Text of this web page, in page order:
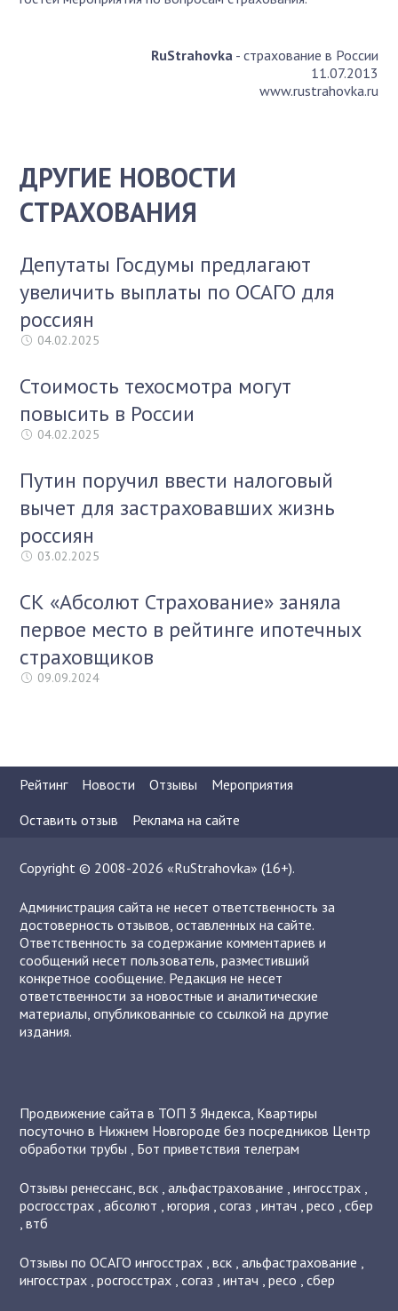
RuStrahovka- страхование в России
11.07.2013
www.rustrahovka.ru
ДРУГИЕ НОВОСТИ
СТРАХОВАНИЯ
Депутаты Госдумы предлагают
увеличить выплаты по ОСАГО для
россиян
04.02.2025
Стоимость техосмотра могут
повысить в России
04.02.2025
Путин поручил ввести налоговый
вычет для застраховавших жизнь
россиян
03.02.2025
СК «Абсолют Страхование» заняла
первое место в рейтинге ипотечных
страховщиков
09.09.2024
Рейтинг Новости Отзывы
Мероприятия
Оставить отзыв
Реклама на сайте
Copyright © 2008-2026 «RuStrahovka» (16+).
Администрация сайта не несет ответственность за
достоверность отзывов, оставленных на сайте.
Ответственность за содержание комментариев и
сообщений несет пользователь, разместивший
конкретное сообщение. Редакция не несет
ответственности за новостные и аналитические
материалы, опубликованные со ссылкой на другие
издания.
Продвижение сайта в ТОП 3 Яндекса, Квартиры
посуточно в Нижнем Новгороде без посредников Центр
обработки трубы , Бот приветствия телеграм
Отзывыренессанс,вск ,альфастрахование ,ингосстрах ,
росгосстрах ,абсолют ,югория ,согаз ,интач ,ресо ,сбер
,втб
Отзывы по ОСАГОингосстрах ,вск ,альфастрахование ,
ингосстрах ,росгосстрах ,согаз ,интач ,ресо ,сбер